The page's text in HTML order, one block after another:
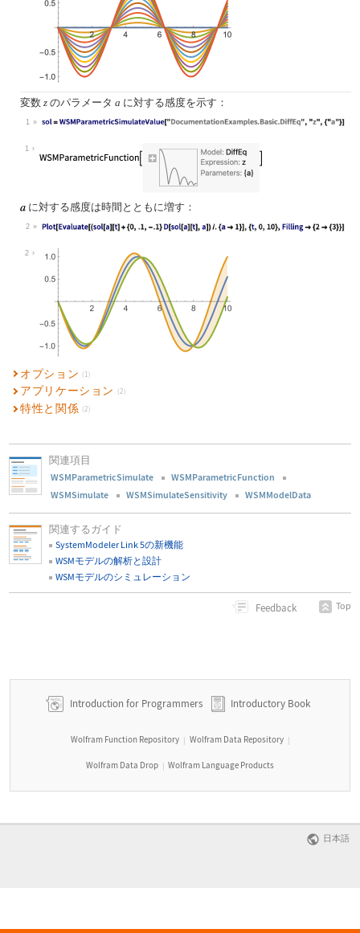
変数 zのパラメータ a に対する感度を示す：
1
1
に対する感度は時間とともに増す：
2
2
オプション (1)
アプリケーション (2)
特性と関係 (2)
関連項目
WSMParametricSimulate
WSMParametricFunction
WSMSimulate
WSMSimulateSensitivity WSMModelData
関連するガイド
SystemModeler Link 5の新機能
WSMモデルの解析と設計
WSMモデルのシミュレーション
Feedback Top
Introduction for Programmers Introductory Book
Wolfram Function Repository | Wolfram Data Repository |
Wolfram Data Drop | Wolfram Language Products
日本語